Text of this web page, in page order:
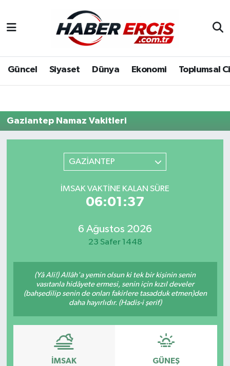
Güncel Siyaset Dünya Ekonomi Toplumsal
Gaziantep Namaz Vakitleri
GAZİANTEP
İMSAK VAKTINE KALAN SÜRE
06:01:37
6 Ağustos 2026
23 Safer 1448
(Yâ Ali!) Allâh'a yemin olsun ki tek bir kişinin senin
vasıtanla hidâyete ermesi, senin için kızıl develer
(bahşedilip senin de onları fakirlere tasadduk etmen)den
daha hayırlıdır. (Hadis-i şerif)
İMSAK GÜNEŞ